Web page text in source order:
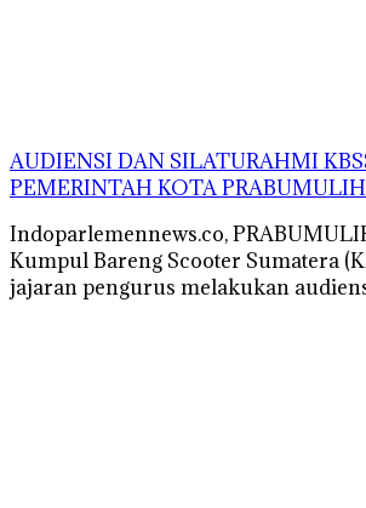
AUDIENSI DAN SILATURAHMI
PEMERINTAH KOTA PRABUMULIH
Indoparlemennews.co,
Kumpul Bareng Scooter Sumatera
jajaran pengurus melakukan